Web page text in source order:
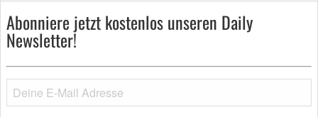
Abonniere jetzt kostenlos unseren Daily
Newsletter!